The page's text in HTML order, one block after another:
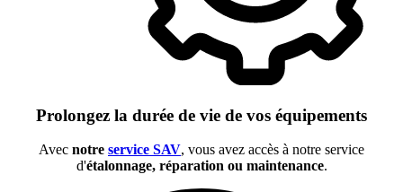
Prolongez la durée de vie de vos équipements
Avec notre service SAV, vous avez accès à notre service
d'étalonnage, réparation ou maintenance.